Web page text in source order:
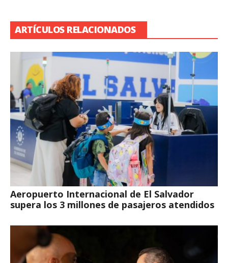
ARTÍCULOS RELACIONADOS
Aeropuerto Internacional de El Salvador
supera los 3 millones de pasajeros atendidos